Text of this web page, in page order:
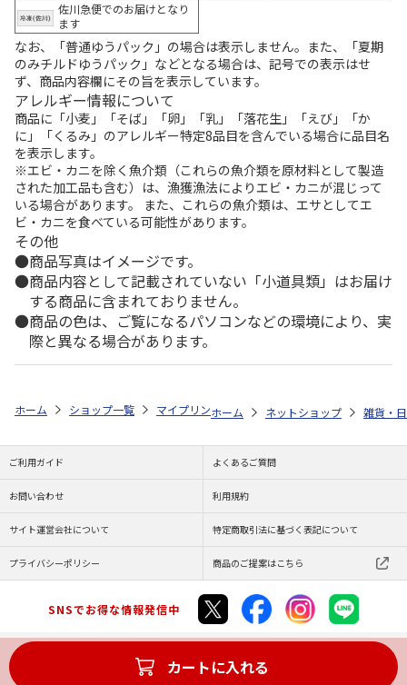
佐川急便でのお届けとなり
ます
なお、「普通ゆうパック」の場合は表示しません。また、「夏期
のみチルドゆうパック」などとなる場合は、記号での表示はせ
ず、商品内容欄にその旨を表示しています。
アレルギー情報について
商品に「小麦」「そば」「卵」「乳」「落花生」「えび」「か
に」「くるみ」のアレルギー特定8品目を含んでいる場合に品目名
を表示します。
※エビ・カニを除く魚介類（これらの魚介類を原材料として製造
された加工品も含む）は、漁獲漁法によりエビ・カニが混じって
いる場合があります。 また、これらの魚介類は、エサとしてエ
ビ・カニを食べている可能性があります。
その他
商品写真はイメージです。
商品内容として記載されていない「小道具類」はお届け
する商品に含まれておりません。
商品の色は、ご覧になるパソコンなどの環境により、実
際と異なる場合があります。
カートに入れる
ホーム ショップ一覧 マイプリント カーステッカー【パグ<146>】
ホーム ネットショップ 雑貨・
ご利用ガイド よくあるご質問
お問い合わせ 利用規約
サイト運営会社について 特定商取引法に基づく表記について
プライバシーポリシー 商品のご提案はこちら
SNSでお得な情報発信中